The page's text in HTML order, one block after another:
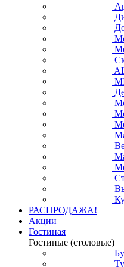
РАСПРОДАЖА!
Акции
Гостиная
Гостиные (столовые)